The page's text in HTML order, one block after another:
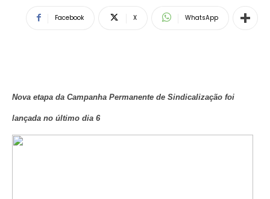
Facebook X WhatsApp
Nova etapa da Campanha Permanente de Sindicalização foi
lançada no último dia 6